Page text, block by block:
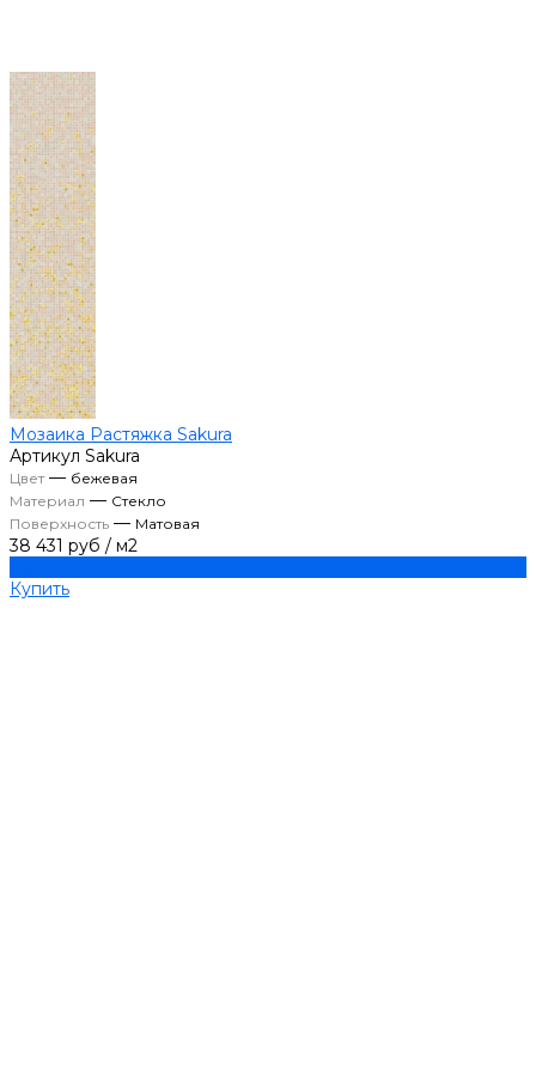
Мозаика Растяжка Sakura
Артикул Sakura
Цвет— бежевая
Материал — Стекло
Поверхность — Матовая
38 431 руб / м2
Купить